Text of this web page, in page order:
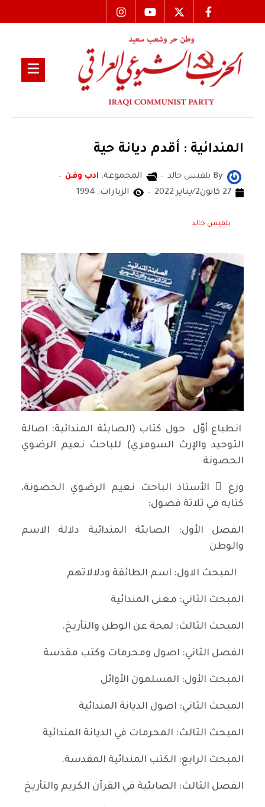
المندائية : أقدم ديانة حية
By بلقيس خالد المجموعة: ادب وفن
27 كانون2/يناير 2022
الزيارات: 1994
بلقيس خالد
انطباع أوّل حول كتاب (الصابئة المندائية: اصالة
التوحيد والإرث السومري) للباحث نعيم الرضوي
الحصونة
وزع َ الأستاذ الباحث نعيم الرضوي الحصونة،
كتابه في ثلاثة فصول:
الفصل الأول: الصابئة المندائية دلالة الاسم
والوطن
المبحث الاول: اسم الطائفة ودلالاتهم
المبحث الثاني: معنى المندائية
المبحث الثالث: لمحة عن الوطن والتأريخ.
الفصل الثاني: اصول ومحرمات وكتب مقدسة
المبحث الأول: المسلمون الأوائل
المبحث الثاني: اصول الديانة المندائية
المبحث الثالث: المحرمات في الديانة المندائية
المبحث الرابع: الكتب المندائية المقدسة.
الفصل الثالث: الصابئية في القرآن الكريم والتأريخ